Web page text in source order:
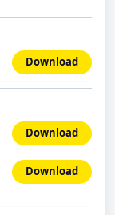
Download
Download
Download